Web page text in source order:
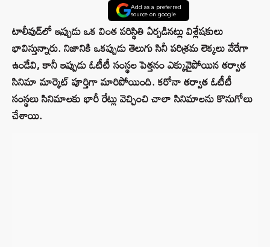
Add as a preferred
source on google
టాలీవుడ్‌లో ఇప్పుడు ఒక వింత పరిస్థితి ఏర్పడినట్లు విశ్లేషకులు
భావిస్తున్నారు. నిజానికి ఒకప్పుడు తెలుగు సినీ పరిశ్రమ లెక్కలు వేరేగా
ఉండేవి, కానీ ఇప్పుడు ఓటీటీ సంస్థల పెత్తనం ఎక్కువైపోయిన తర్వాత
సినిమా మార్కెట్ పూర్తిగా మారిపోయింది. కరోనా తర్వాత ఓటీటీ
సంస్థలు సినిమాలకు భారీ రేట్లు వెచ్చించి చాలా సినిమాలను కొనుగోలు
చేశాయి.